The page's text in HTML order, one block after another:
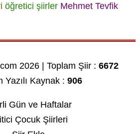
öğretici şiirler Mehmet Tevfik
2026 | Toplam Şiir :6672
Yazılı Kaynak :906
Gün ve Haftalar
Çocuk Şiirleri